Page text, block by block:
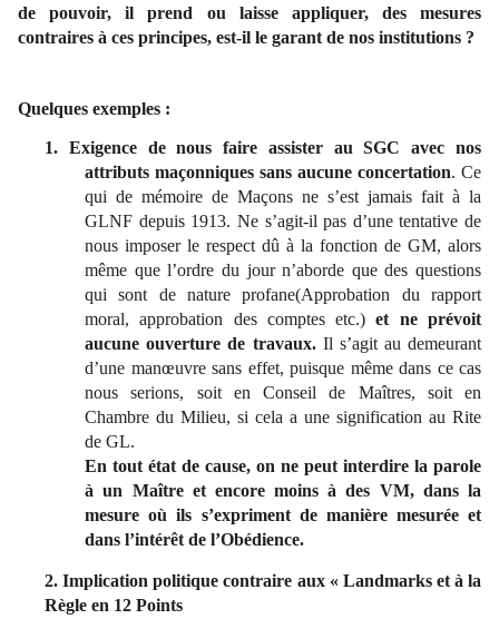
de pouvoir, il prend ou laisse appliquer, des mesures
contraires à ces principes, est-il le garant de nos institutions ?
Quelques exemples :
1. Exigence de nous faire assister au SGC avec nos
attributs maçonniques sans aucune concertation. Ce
qui de mémoire de Maçons ne s’est jamais fait à la
GLNF depuis 1913. Ne s’agit-il pas d’une tentative de
nous imposer le respect dû à la fonction de GM, alors
même que l’ordre du jour n’aborde que des questions
qui sont de nature profane(Approbation du rapport
moral, approbation des comptes etc.) et ne prévoit
aucune ouverture de travaux. Il s’agit au demeurant
d’une manœuvre sans effet, puisque même dans ce cas
nous serions, soit en Conseil de Maîtres, soit en
Chambre du Milieu, si cela a une signification au Rite
de GL.
En tout état de cause, on ne peut interdire la parole
à un Maître et encore moins à des VM, dans la
mesure où ils s’expriment de manière mesurée et
dans l’intérêt de l’Obédience.
2. Implication politique contraire aux « Landmarks et à la
Règle en 12 Points